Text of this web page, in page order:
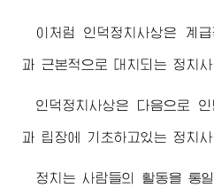
이처럼 인덕정치사상은 계
과 근본적으로 대치되는 정치사
인덕정치사상은 다음으로
과 립장에 기초하고있는 정치사
정치는 사람들의 활동을 통